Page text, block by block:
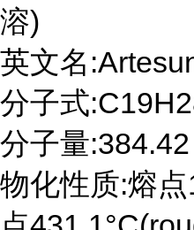
溶)
英文名
分子式
分子量:384.42
物化性质:熔